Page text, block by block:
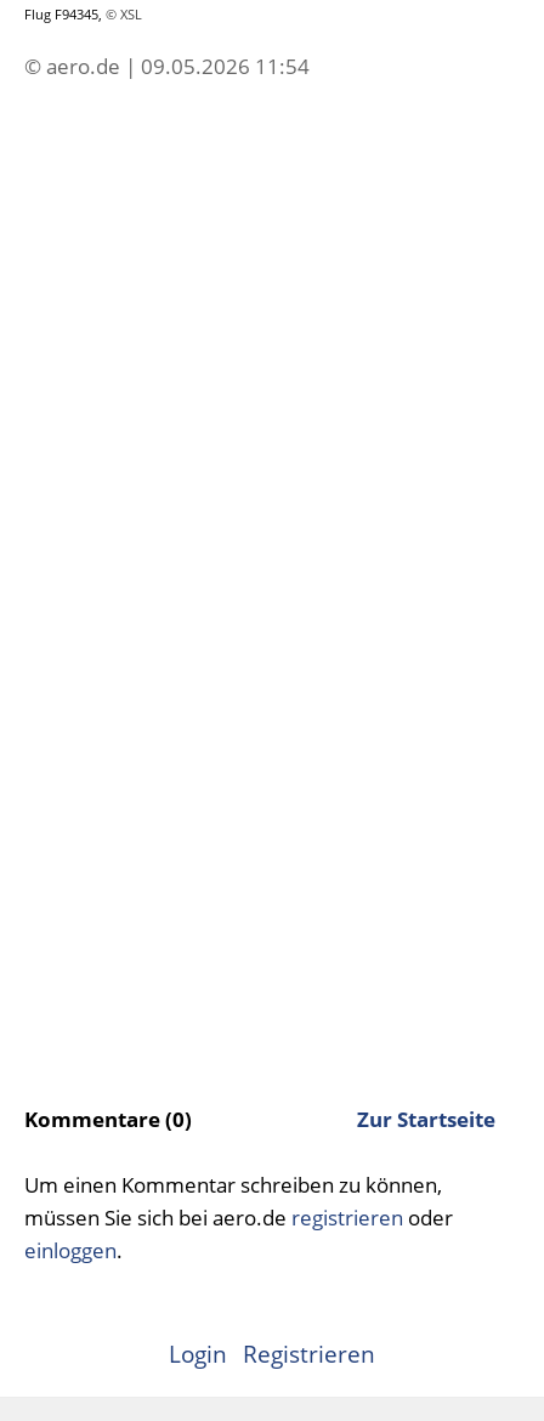
Flug F94345, © XSL
© aero.de | 09.05.2026 11:54
Kommentare (0) Zur Startseite
Um einen Kommentar schreiben zu können,
müssen Sie sich bei aero.de registrieren oder
einloggen.
Login Registrieren